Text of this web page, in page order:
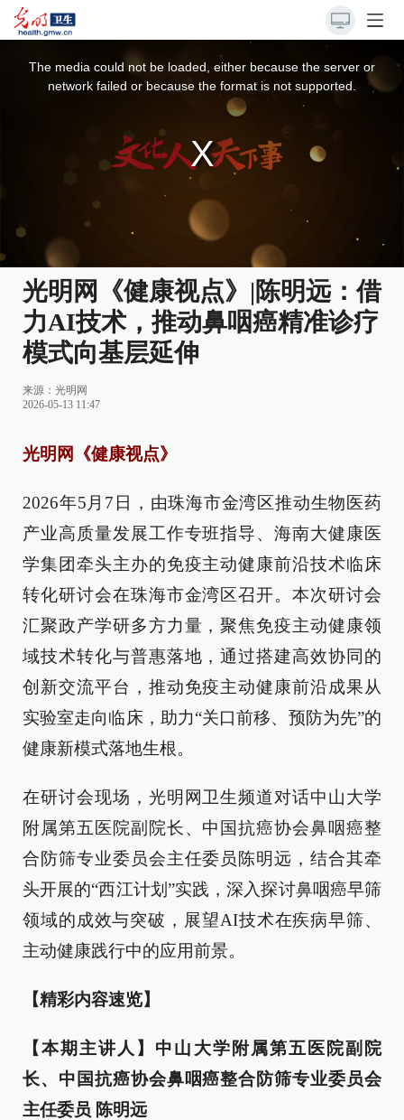
The media could not be loaded, either because the server or
network failed or because the format is not supported.
光明网《健康视点》|陈明远：借
力AI技术，推动鼻咽癌精准诊疗
模式向基层延伸
来源：光明网
2026-05-13 11:47
光明网《健康视点》
2026年5月7日，由珠海市金湾区推动生物医药
产业高质量发展工作专班指导、海南大健康医
学集团牵头主办的免疫主动健康前沿技术临床
转化研讨会在珠海市金湾区召开。本次研讨会
汇聚政产学研多方力量，聚焦免疫主动健康领
域技术转化与普惠落地，通过搭建高效协同的
创新交流平台，推动免疫主动健康前沿成果从
实验室走向临床，助力“关口前移、预防为先”的
健康新模式落地生根。
在研讨会现场，光明网卫生频道对话中山大学
附属第五医院副院长、中国抗癌协会鼻咽癌整
合防筛专业委员会主任委员陈明远，结合其牵
头开展的“西江计划”实践，深入探讨鼻咽癌早筛
领域的成效与突破，展望AI技术在疾病早筛、
主动健康践行中的应用前景。
【精彩内容速览】
【本期主讲人】中山大学附属第五医院副院
长、中国抗癌协会鼻咽癌整合防筛专业委员会
主任委员 陈明远